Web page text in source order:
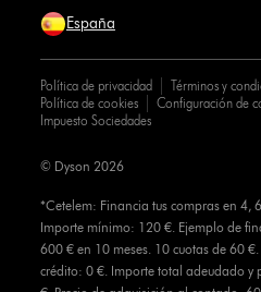
España
Política de privacidad
Términos y
Política de cookies
Configuración de
Impuesto Sociedades
*Cetelem: Financia tus compras en 4,
Importe mínimo: 120 €. Ejemplo de
600 € en 10 meses. 10 cuotas de 60 €.
crédito: 0 €. Importe total adeudado y
© Dyson 2026